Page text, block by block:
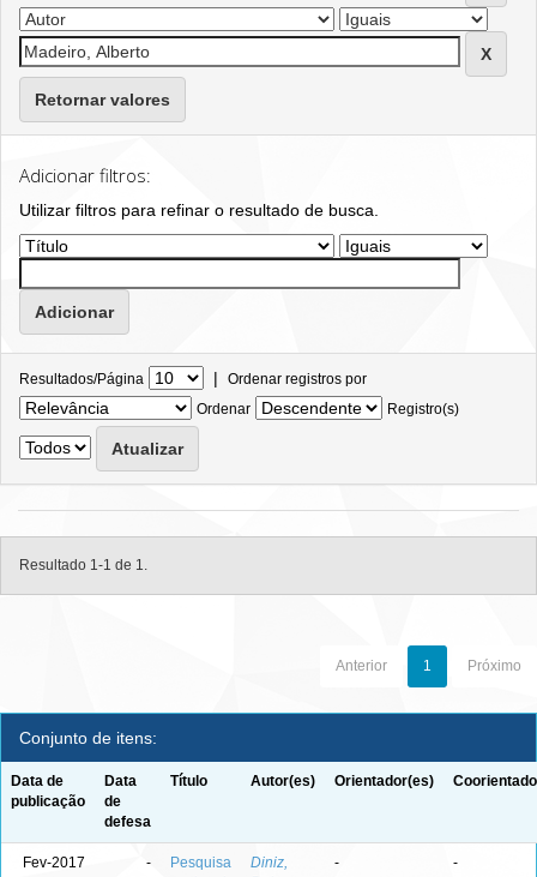
Retornar valores
Adicionar filtros:
Utilizar filtros para refinar o resultado de busca.
Resultados/Página | Ordenar registros por
Ordenar
Registro(s)
Resultado 1-1 de 1.
Anterior 1 Próximo
Conjunto de itens:
Data de
publicação
Data
de
defesa
Título Autor(es) Orientador(es)
Fev-2017 -
Pesquisa
Diniz,
- -